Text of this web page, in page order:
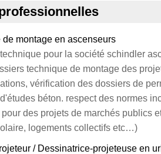
de montage en ascenseurs
pour la société schindler
technique de montage des
vérification des dossiers de
béton. respect des normes
des projets de marchés publics
logements collectifs etc…)
/ Dessinatrice-projeteuse en